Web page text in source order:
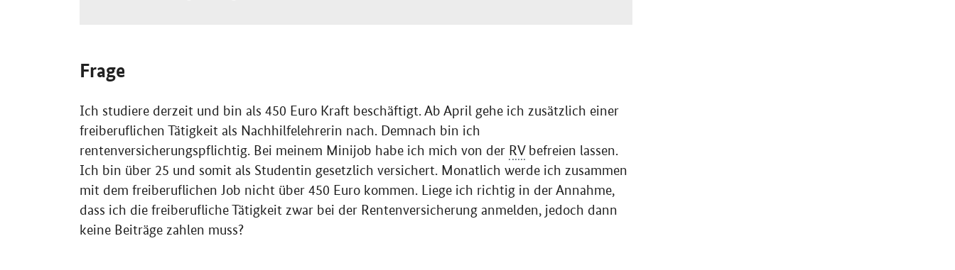
Frage
Ich studiere derzeit und bin als 450 Euro Kraft beschäftigt. Ab April gehe ich zusätzlich einer
freiberuflichen Tätigkeit als Nachhilfelehrerin nach. Demnach bin ich
rentenversicherungspflichtig. Bei meinem Minijob habe ich mich von der RVbefreien lassen.
Ich bin über 25 und somit als Studentin gesetzlich versichert. Monatlich werde ich zusammen
mit dem freiberuflichen Job nicht über 450 Euro kommen. Liege ich richtig in der Annahme,
dass ich die freiberufliche Tätigkeit zwar bei der Rentenversicherung anmelden, jedoch dann
keine Beiträge zahlen muss?